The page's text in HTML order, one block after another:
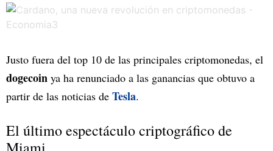
Justo fuera del top 10 de las principales criptomonedas, el
dogecoin ya ha renunciado a las ganancias que obtuvo a
partir de las noticias de Tesla.
El último espectáculo criptográfico de